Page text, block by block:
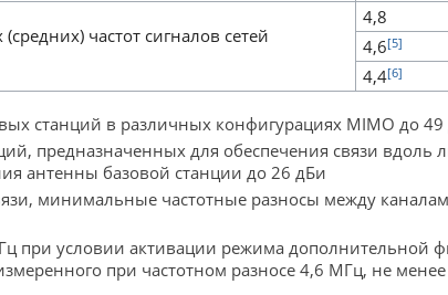
частот сигналов сетей
4,8
4,6[5]
4,4[6]
станций в различных конфигурациях MIMO до
предназначенных для обеспечения связи вдоль
антенны базовой станции до 26 дБи
минимальные частотные разносы между
при условии активации режима дополнительной
при частотном разносе 4,6 МГц, не